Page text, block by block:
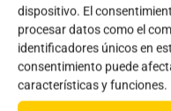
dispositivo. El
procesar datos como el
identificadores únicos en
consentimiento puede
características y funciones.